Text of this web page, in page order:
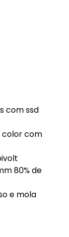
com ssd
color com
80% de
e mola